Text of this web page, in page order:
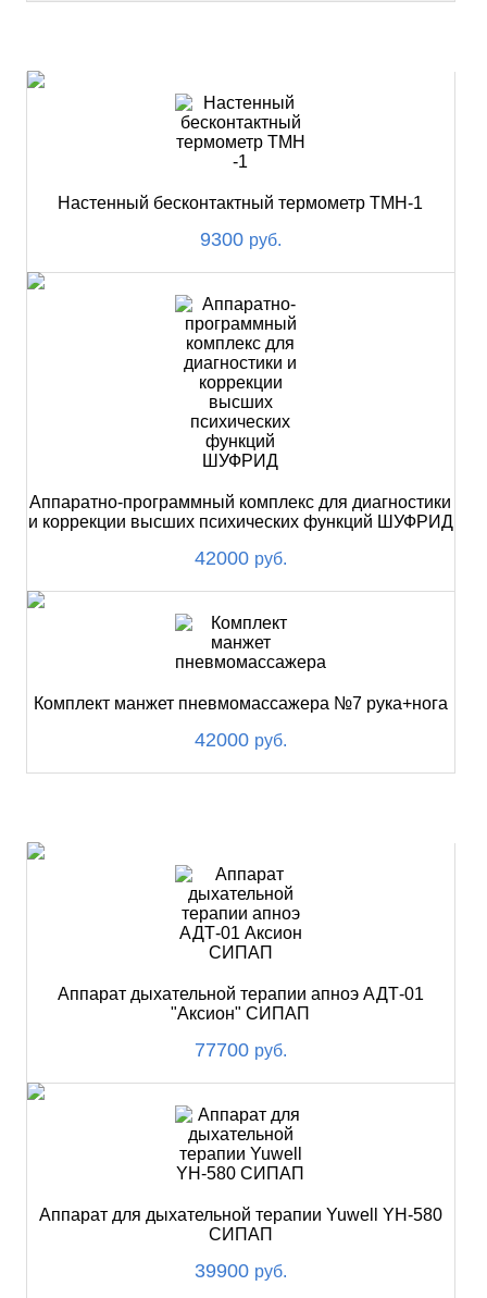
Настенный бесконтактный термометр ТМН-1
9300 руб.
Аппаратно-программный комплекс для диагностики
и коррекции высших психических функций ШУФРИД
42000 руб.
Комплект манжет пневмомассажера №7 рука+нога
42000 руб.
Аппарат дыхательной терапии апноэ АДТ-01
"Аксион" СИПАП
77700 руб.
Аппарат для дыхательной терапии Yuwell YH-580
СИПАП
39900 руб.